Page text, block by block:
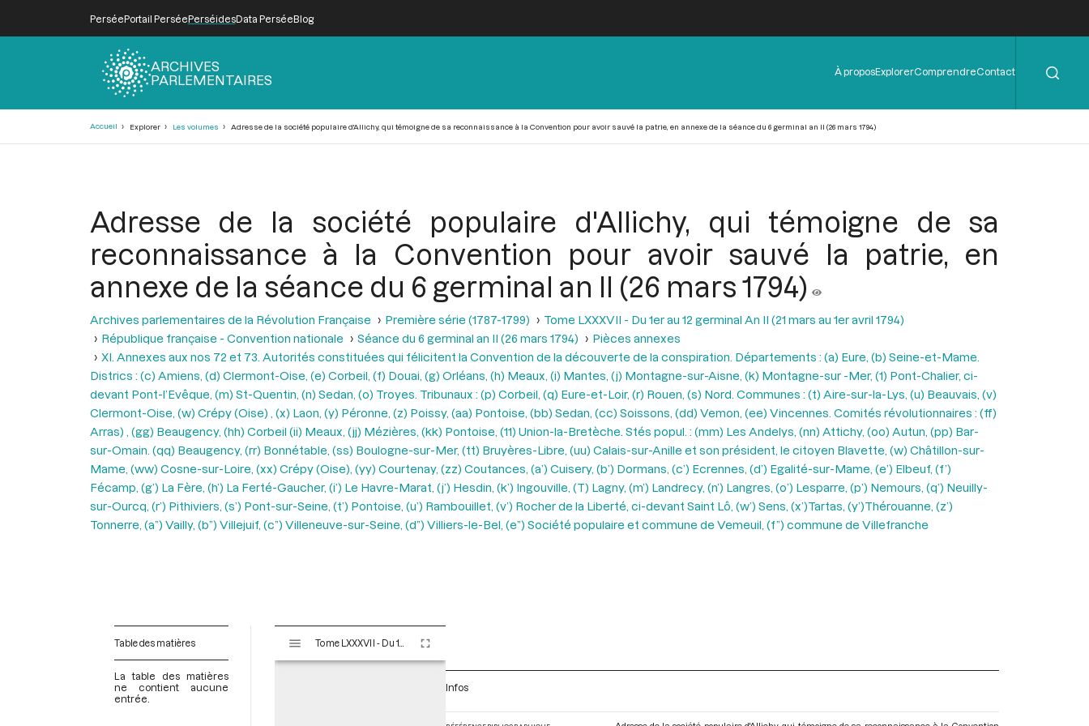
PerséePortail PerséePerséidesData PerséeBlog
ARCHIVES
PARLEMENTAIRES
Menu
de
À proposExplorerComprendreContact
Accueil Explorer Les volumes Adresse de la société populaire d'Allichy, qui témoigne de sa reconnaissance à la Convention pour avoir sauvé la patrie, en annexe de la séance du 6 germinal an II (26 mars 1794)
Adresse de la société populaire d'Allichy, qui témoigne de sa
reconnaissance à la Convention pour avoir sauvé la patrie, en
annexe de la séance du 6 germinal an II (26 mars 1794)
Archives parlementaires de la Révolution Française Première série (1787-1799)
Tome LXXXVII - Du 1er au 12 germinal An II (21 mars au 1er avril 1794)
République française - Convention nationale
Séance du 6 germinal an II (26 mars 1794)
Pièces annexes
XI. Annexes aux nos 72 et 73. Autorités constituées qui félicitent la Convention de la découverte de la conspiration. Départements : (a) Eure, (b) Seine-et-Mame.
Districs : (c) Amiens, (d) Clermont-Oise, (e) Corbeil, (f) Douai, (g) Orléans, (h) Meaux, (i) Mantes, (j) Montagne-sur-Aisne, (k) Montagne-sur -Mer, (1) Pont-Chalier, ci-
devant Pont-l’Evêque, (m) St-Quentin, (n) Sedan, (o) Troyes. Tribunaux : (p) Corbeil, (q) Eure-et-Loir, (r) Rouen, (s) Nord. Communes : (t) Aire-sur-la-Lys, (u) Beauvais, (v)
Clermont-Oise, (w) Crépy (Oise) , (x) Laon, (y) Péronne, (z) Poissy, (aa) Pontoise, (bb) Sedan, (cc) Soissons, (dd) Vemon, (ee) Vincennes. Comités révolutionnaires : (ff)
Arras) , (gg) Beaugency, (hh) Corbeil (ii) Meaux, (jj) Mézières, (kk) Pontoise, (11) Union-la-Bretèche. Stés popul. : (mm) Les Andelys, (nn) Attichy, (oo) Autun, (pp) Bar-
sur-Omain. (qq) Beaugency, (rr) Bonnétable, (ss) Boulogne-sur-Mer, (tt) Bruyères-Libre, (uu) Calais-sur-Anille et son président, le citoyen Blavette, (w) Châtillon-sur-
Mame, (ww) Cosne-sur-Loire, (xx) Crépy (Oise), (yy) Courtenay, (zz) Coutances, (a’) Cuisery, (b’) Dormans, (c’) Ecrennes, (d’) Egalité-sur-Mame, (e’) Elbeuf, (f’)
Fécamp, (g’) La Fère, (h’) La Ferté-Gaucher, (i’) Le Havre-Marat, (j’) Hesdin, (k’) Ingouville, (T) Lagny, (m’) Landrecy, (n’) Langres, (o’) Lesparre, (p’) Nemours, (q’) Neuilly-
sur-Ourcq, (r’) Pithiviers, (s’) Pont-sur-Seine, (t’) Pontoise, (u’) Rambouillet, (v’) Rocher de la Liberté, ci-devant Saint Lô, (w’) Sens, (x’)Tartas, (y’)Thérouanne, (z’)
Tonnerre, (a”) Vailly, (b”) Villejuif, (c”) Villeneuve-sur-Seine, (d”) Villiers-le-Bel, (e”) Société populaire et commune de Vemeuil, (f”) commune de Villefranche
Table des matières
La table des matières
ne contient aucune
entrée.
s
Infos